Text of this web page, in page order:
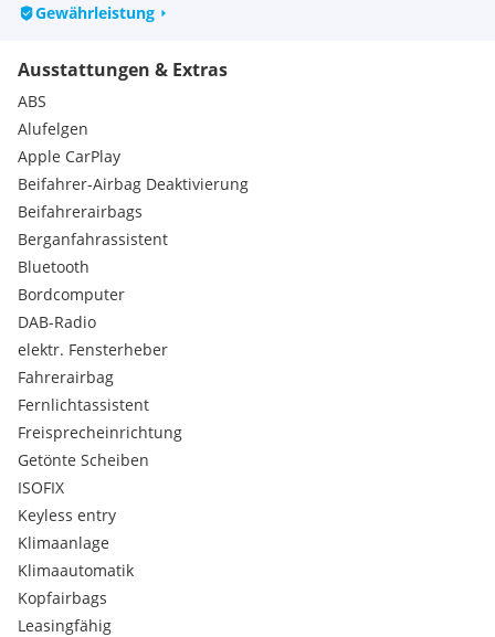
Gewährleistung
Ausstattungen & Extras
ABS
Alufelgen
Apple CarPlay
Beifahrer-Airbag Deaktivierung
Beifahrerairbags
Berganfahrassistent
Bluetooth
Bordcomputer
DAB-Radio
elektr. Fensterheber
Fahrerairbag
Fernlichtassistent
Freisprecheinrichtung
Getönte Scheiben
ISOFIX
Keyless entry
Klimaanlage
Klimaautomatik
Kopfairbags
Leasingfähig